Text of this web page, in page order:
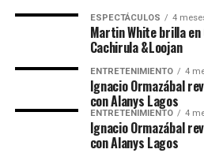
ESPECTÁCULOS 4
Martin White brilla
Cachirula &Loojan
ENTRETENIMIENTO 4
Ignacio Ormazábal
con Alanys Lagos
ENTRETENIMIENTO 4
Ignacio Ormazábal
con Alanys Lagos